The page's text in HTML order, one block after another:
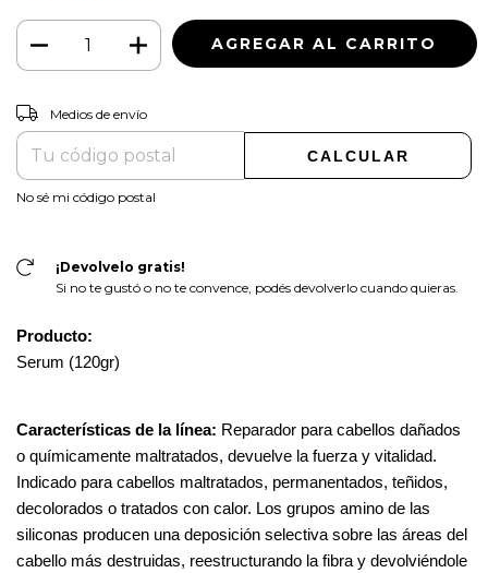
Entregas para el CP:
Medios de envío
CALCULAR
No sé mi código postal
¡Devolvelo gratis!
Si no te gustó o no te convence, podés devolverlo cuando quieras.
Producto:
Serum (120gr)
Características de la línea: Reparador para cabellos dañados
o químicamente maltratados, devuelve la fuerza y vitalidad.
Indicado para cabellos maltratados, permanentados, teñidos,
decolorados o tratados con calor. Los grupos amino de las
siliconas producen una deposición selectiva sobre las áreas del
cabello más destruidas, reestructurando la fibra y devolviéndole